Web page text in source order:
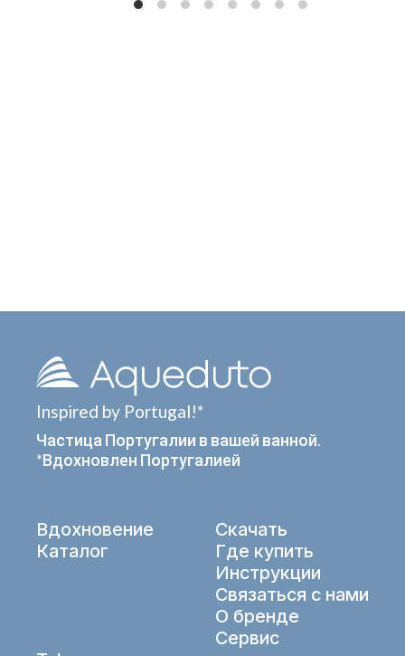
Inspired by Portugal!*
Частица Португалии в вашей ванной.
*Вдохновлен Португалией
Вдохновение
Каталог
Скачать
Где купить
Инструкции
Связаться с нами
О бренде
Сервис